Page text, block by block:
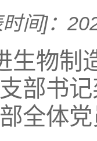
间]：
生物制
部书
全体